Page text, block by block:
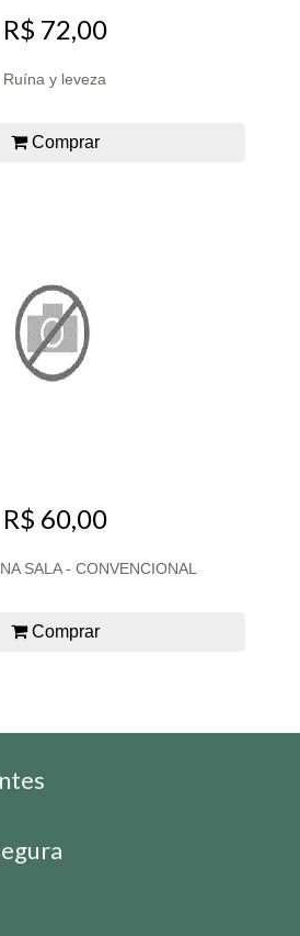
R$ 72,00
Ruína y leveza
Comprar
R$ 60,00
SALA - CONVENCIONAL
Comprar